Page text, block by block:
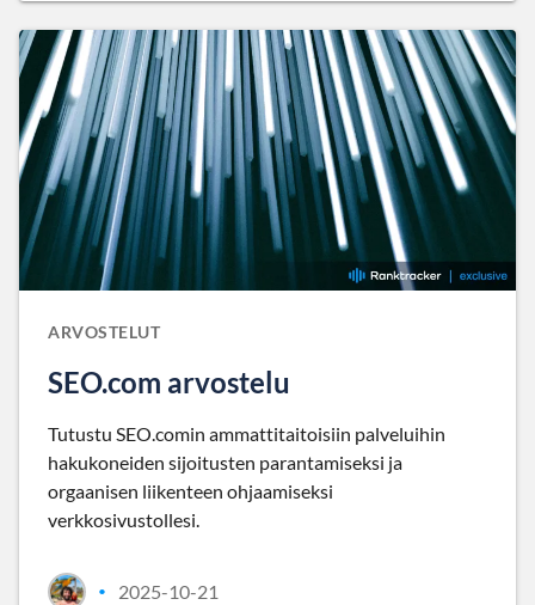
ARVOSTELUT
SEO.com arvostelu
Tutustu SEO.comin ammattitaitoisiin palveluihin
hakukoneiden sijoitusten parantamiseksi ja
orgaanisen liikenteen ohjaamiseksi
verkkosivustollesi.
• 2025-10-21